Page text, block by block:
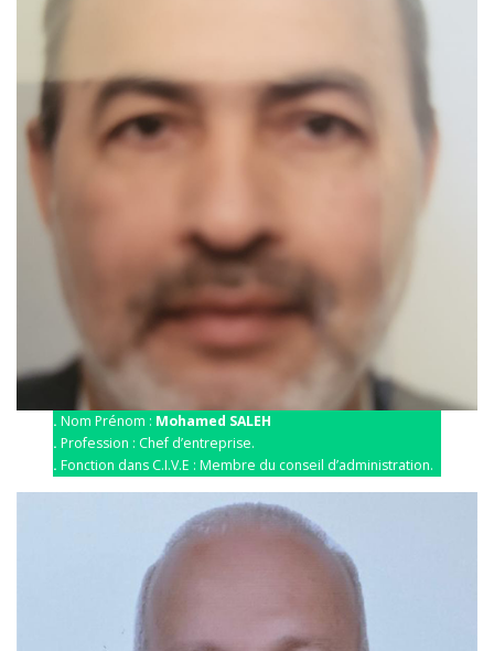
.Nom Prénom : Mohamed SALEH
.Profession : Chef d’entreprise.
.Fonction dans C.I.V.E : Membre du conseil d’administration.